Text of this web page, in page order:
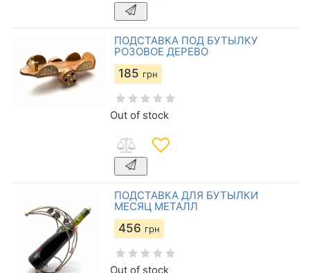
ПОДСТАВКА ПОД БУТЫЛКУ
РОЗОВОЕ ДЕРЕВО
185 грн
Out of stock
ПОДСТАВКА ДЛЯ БУТЫЛКИ
МЕСЯЦ МЕТАЛЛ
456 грн
Out of stock